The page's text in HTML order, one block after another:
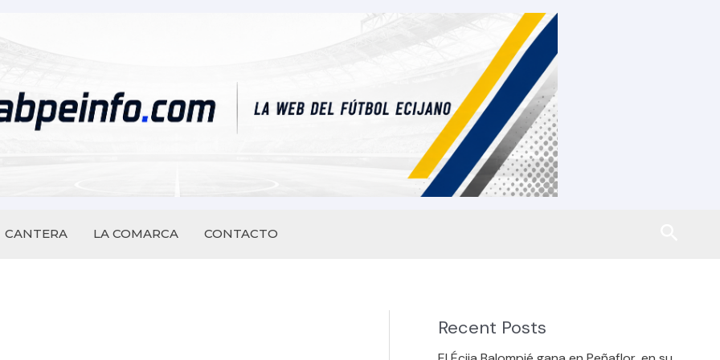
CANTERA LA COMARCA CONTACTO
Recent Posts